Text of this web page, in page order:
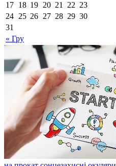
« Гру
17 18 19 20 21 22 23
24 25 26 27 28 29 30
31